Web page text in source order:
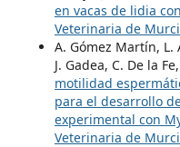
en vacas de lidia
Veterinaria de
A. Gómez Martín, L.
J. Gadea, C. De la Fe,
motilidad
para el desarrollo
experimental con
Veterinaria de